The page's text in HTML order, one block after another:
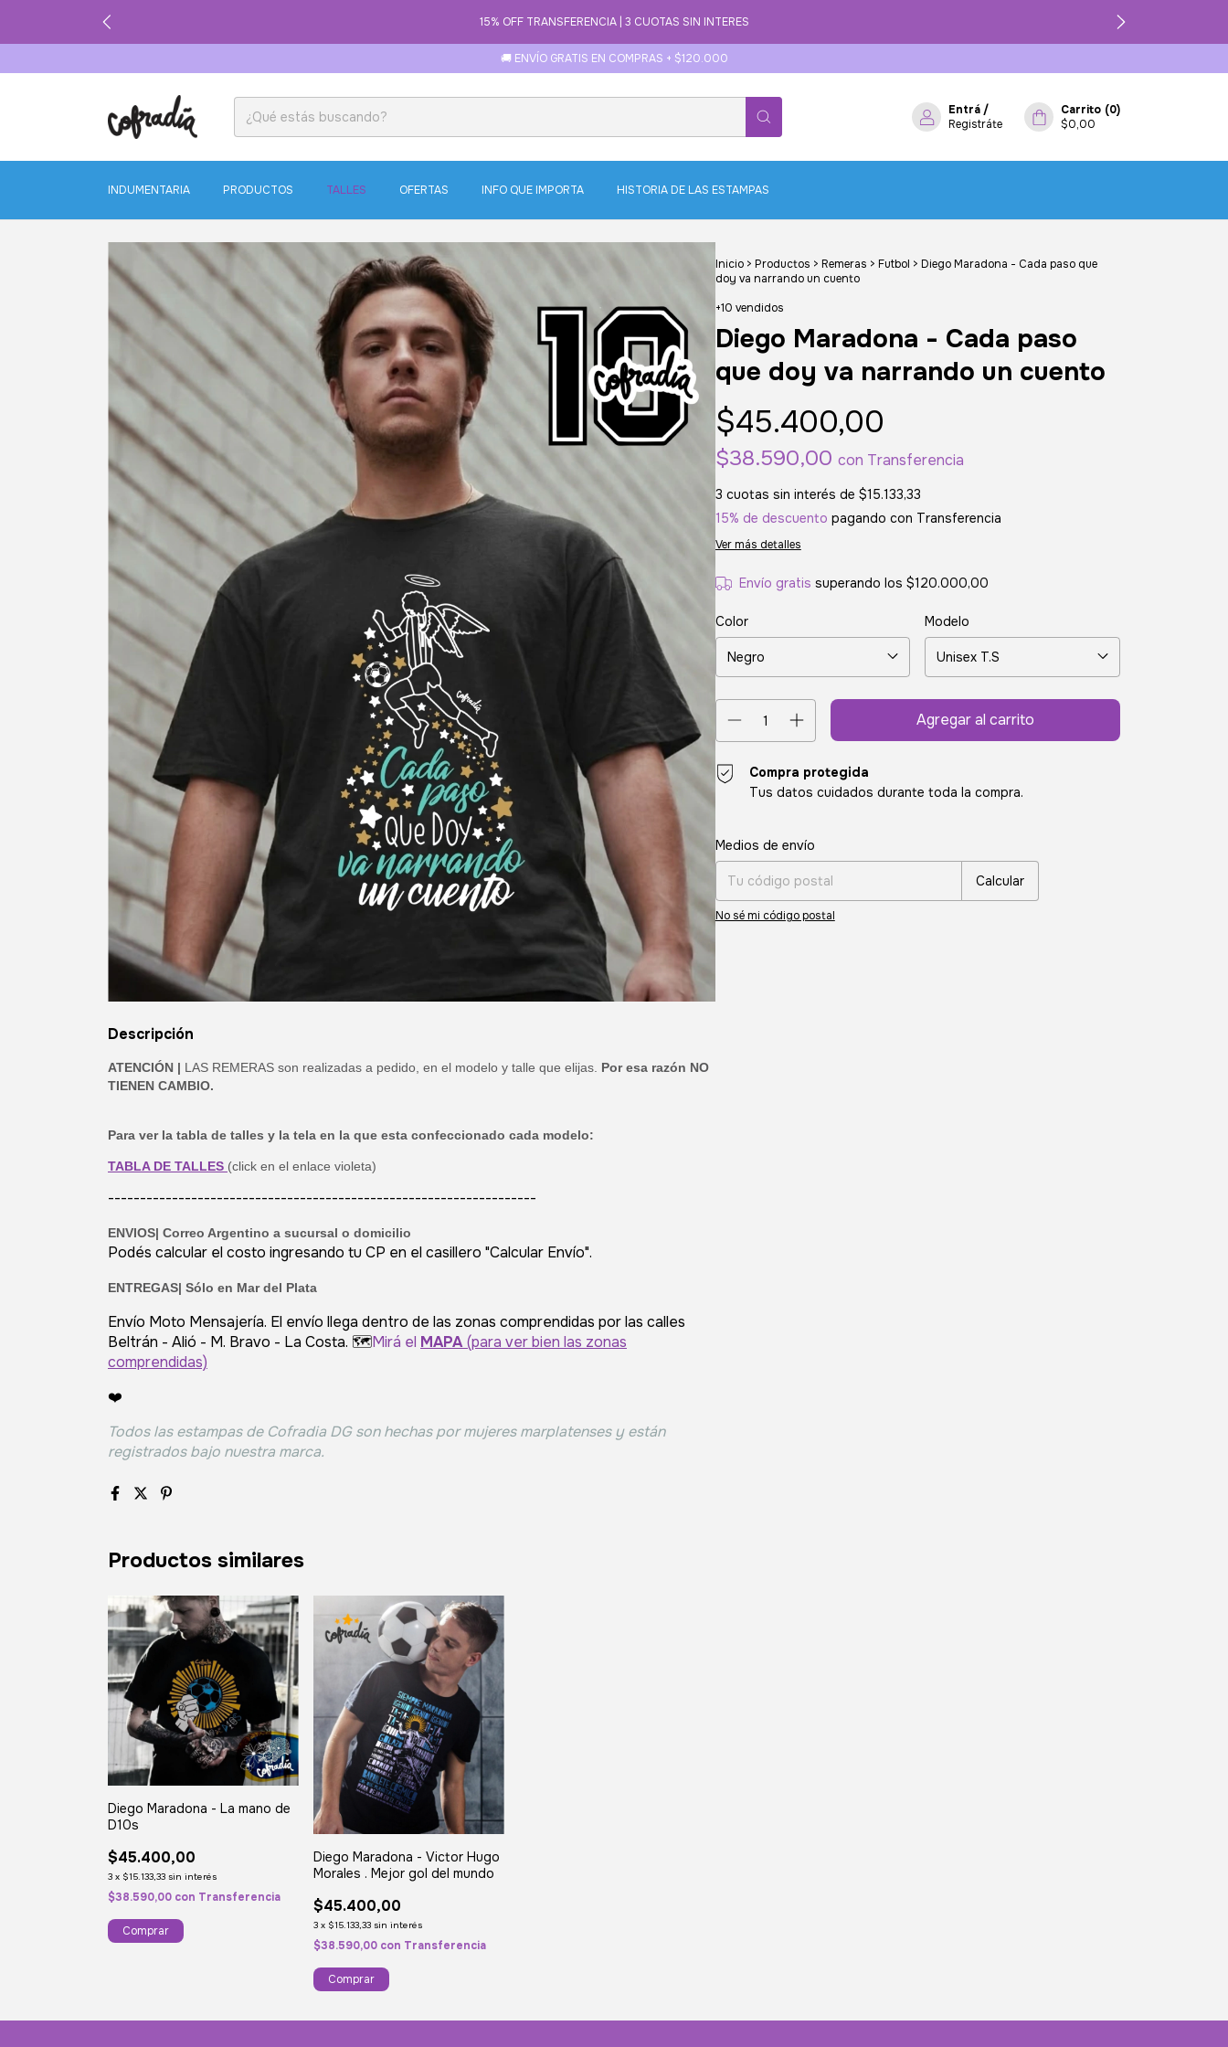
15% OFF TRANSFERENCIA | 3 CUOTAS SIN INTERES
🚚 ENVÍO GRATIS EN COMPRAS + $120.000
Entrá /
Registráte
Carrito (0)
$0,00
INDUMENTARIA PRODUCTOS TALLES OFERTAS INFO QUE IMPORTA HISTORIA DE LAS ESTAMPAS
Inicio > Productos > Remeras > Futbol > Diego Maradona - Cada paso que
doy va narrando un cuento
+10 vendidos
Diego Maradona - Cada paso
que doy va narrando un cuento
$45.400,00
$38.590,00 con Transferencia
3 cuotas sin interés de $15.133,33
15% de descuento pagando con Transferencia
Ver más detalles
Envío gratis superando los$120.000,00
Color Modelo
Compra protegida
Tus datos cuidados durante toda la compra.
Entregas para el CP:
Medios de envío
Calcular
No sé mi código postal
Descripción
ATENCIÓN | LAS REMERAS son realizadas a pedido, en el modelo y talle que elijas. Por esa razón NO
TIENEN CAMBIO.
Para ver la tabla de talles y la tela en la que esta confeccionado cada modelo:
TABLA DE TALLES (click en el enlace violeta)
-------------------------------------------------------------------
ENVIOS| Correo Argentino a sucursal o domicilio
Podés calcular el costo ingresando tu CP en el casillero "Calcular Envío".
ENTREGAS| Sólo en Mar del Plata
Envío Moto Mensajería. El envío llega dentro de las zonas comprendidas por las calles
Beltrán - Alió - M. Bravo - La Costa. 🗺️Mirá el MAPA(para ver bien las zonas
comprendidas)
❤️
Todos las estampas de Cofradia DG son hechas por mujeres marplatenses y están
registrados bajo nuestra marca.
Productos similares
Diego Maradona - La mano de
D10s
$45.400,00
3 x $15.133,33 sin interés
$38.590,00 con Transferencia
Comprar
Diego Maradona - Victor Hugo
Morales . Mejor gol del mundo
$45.400,00
3 x $15.133,33 sin interés
$38.590,00 con Transferencia
Comprar